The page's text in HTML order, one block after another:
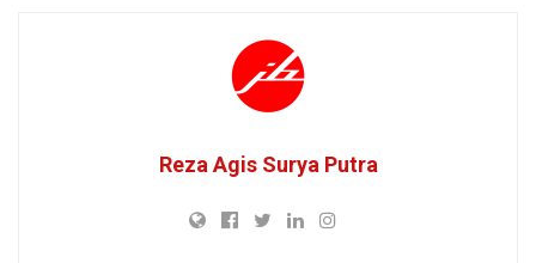
Reza Agis Surya Putra